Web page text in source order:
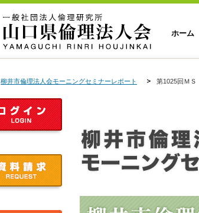
ホーム
柳井市倫理法人会モーニングセミナーレポート 第1025回Ｍ